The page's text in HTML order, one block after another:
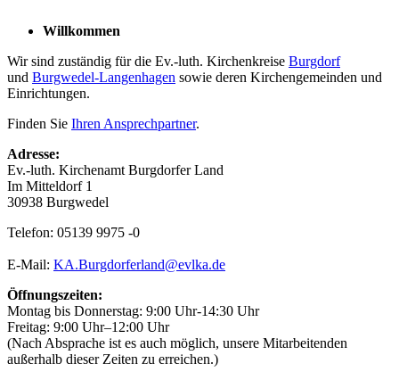
Willkommen
Wir sind zuständig für die Ev.-luth. Kirchenkreise Burgdorf
und Burgwedel-Langenhagen sowie deren Kirchengemeinden und
Einrichtungen.
Finden Sie Ihren Ansprechpartner.
Adresse:
Ev.-luth. Kirchenamt Burgdorfer Land
Im Mitteldorf 1
30938 Burgwedel
Telefon: 05139 9975 -0
E-Mail: KA.Burgdorferland@evlka.de
Öffnungszeiten:
Montag bis Donnerstag: 9:00 Uhr-14:30 Uhr
Freitag: 9:00 Uhr–12:00 Uhr
(Nach Absprache ist es auch möglich, unsere Mitarbeitenden
außerhalb dieser Zeiten zu erreichen.)